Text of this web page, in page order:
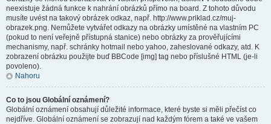
neexistuje žádná funkce k nahrání obrázků přímo na board. Z tohoto důvodu
musíte uvést na takový obrázek odkaz, např. http://www.priklad.cz/muj-
obrazek.png. Nemůžete vytvářet odkazy na obrázky umístěné na vlastním PC
(pokud to není veřejně přístupná stanice) nebo obrázky za prověřujícími
mechanismy, např. schránky hotmail nebo yahoo, zaheslované odkazy, atd. K
zobrazení obrázku použijte buď BBCode [img] tag nebo příslušné HTML (je-li
povoleno).
Nahoru
Co to jsou Globální oznámení?
Globální oznámení obsahují důležité informace, které byste si měli přečíst co
nejdříve. Globální oznámení se zobrazují nad každým fórem a také ve vašem